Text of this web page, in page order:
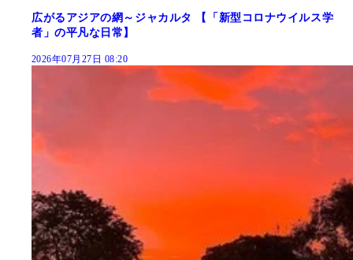
広がるアジアの網～ジャカルタ 【「新型コロナウイルス学
者」の平凡な日常】
2026年07月27日 08:20